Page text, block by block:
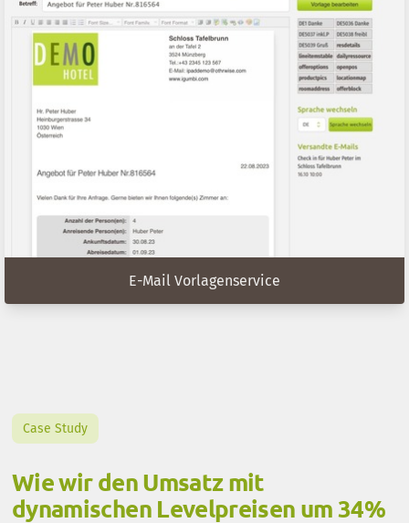
E-Mail Vorlagenservice
Case Study
Wie wir den Umsatz mit
dynamischen Levelpreisen um 34%